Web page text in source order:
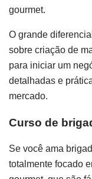
gourmet.
O grande
sobre criação de
para iniciar um
detalhadas e
mercado.
Curso de
Se você ama
totalmente focado